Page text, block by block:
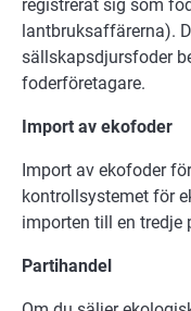
registrerat sig som
lantbruksaffärerna).
sällskapsdjursfoder
foderföretagare.
Import av ekofoder
Import av ekofoder
kontrollsystemet för
importen till en tredje
Partihandel